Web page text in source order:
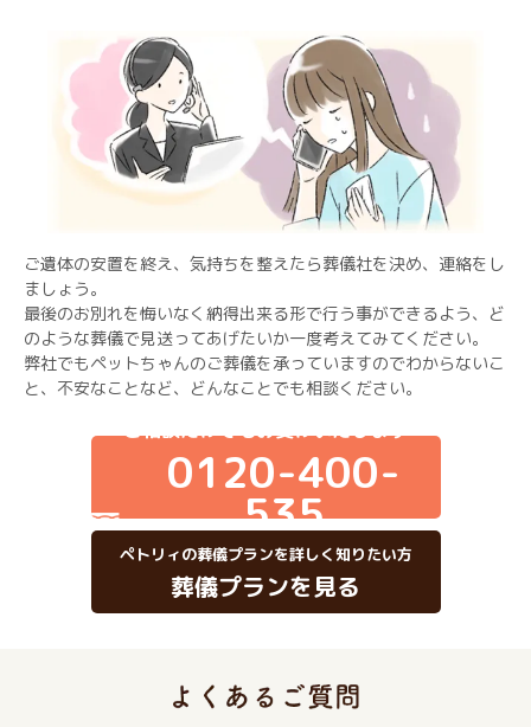
ご遺体の安置を終え、気持ちを整えたら葬儀社を決め、連絡をし
ましょう。
最後のお別れを悔いなく納得出来る形で行う事ができるよう、ど
のような葬儀で見送ってあげたいか一度考えてみてください。
弊社でもペットちゃんのご葬儀を承っていますのでわからないこ
と、不安なことなど、どんなことでも相談ください。
ご相談だけでもお受けいたします
0120-400-
535
ペトリィの葬儀プランを詳しく知りたい方
葬儀プランを見る